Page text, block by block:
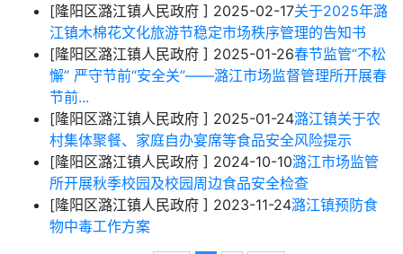
[隆阳区潞江镇人民政府 ] 2025-02-17关于2025年潞
江镇木棉花文化旅游节稳定市场秩序管理的告知书
[隆阳区潞江镇人民政府 ] 2025-01-26春节监管“不松
懈” 严守节前“安全关”——潞江市场监督管理所开展春
节前...
[隆阳区潞江镇人民政府 ] 2025-01-24潞江镇关于农
村集体聚餐、家庭自办宴席等食品安全风险提示
[隆阳区潞江镇人民政府 ] 2024-10-10潞江市场监管
所开展秋季校园及校园周边食品安全检查
[隆阳区潞江镇人民政府 ] 2023-11-24潞江镇预防食
物中毒工作方案